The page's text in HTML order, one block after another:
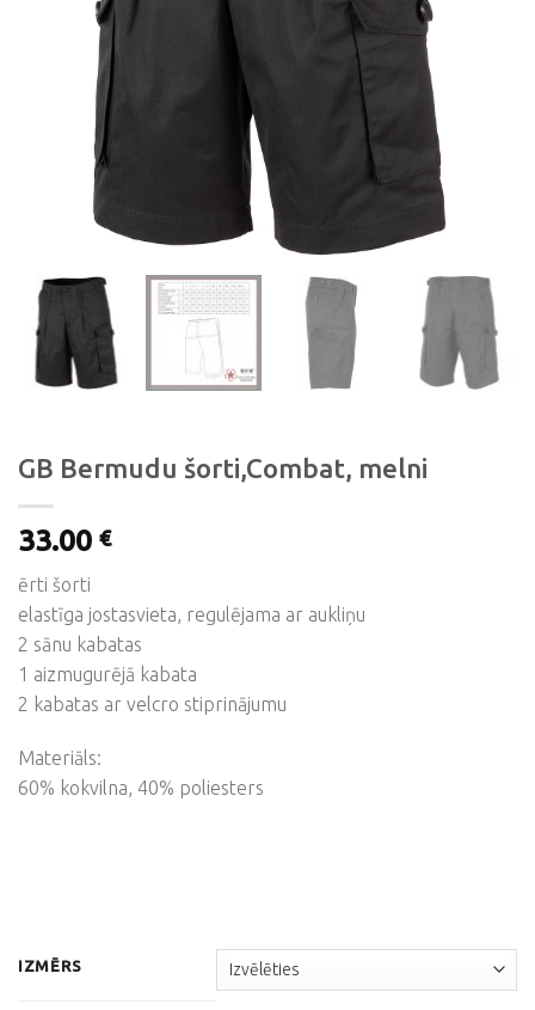
GB Bermudu šorti,Combat, melni
33.00 €
ērti šorti
elastīga jostasvieta, regulējama ar aukliņu
2 sānu kabatas
1 aizmugurējā kabata
2 kabatas ar velcro stiprinājumu
Materiāls:
60% kokvilna, 40% poliesters
IZMĒRS